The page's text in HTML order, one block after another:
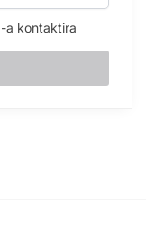
a kontaktira